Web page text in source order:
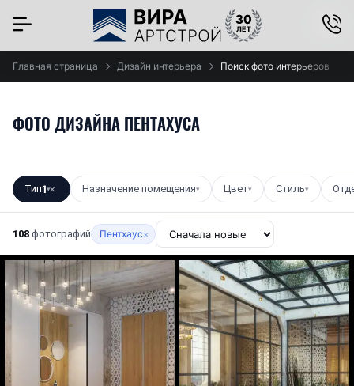
Главная страница Дизайн интерьера Поиск фото интерьеров
ФОТО ДИЗАЙНА ПЕНТАХУСА
Тип1▾✕ Назначение помещения▾ Цвет▾ Стиль▾
108 фотографий Пентхаус×
×